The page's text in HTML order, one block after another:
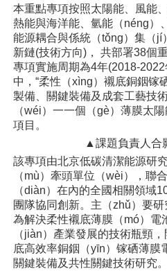
本重點專項按照太陽能、風能
熱能與海洋能、氫能（néng）
能源耦合與係統（tǒng）集（jí
新鏈(技術方向)， 共部署38個
專項實施周期為4年(2018-2022
中，“柔性（xìng）襯底銅銦镓
製備、關鍵裝備及成套工藝技
（wéi）一一個（gè）薄膜太
項目。
▲課題負責人合
該專項由北京低碳清潔能源研
（mù）牽頭單位（wèi），聯
（diàn）在內的全國相關領域
團隊協同創新。主（zhǔ）要
為解決柔性襯底薄膜（mó）電
（jiàn）產業發展的技術瓶頸
底高效率銅銦（yīn）镓硒薄膜
關鍵裝備及共性關鍵技術研究。